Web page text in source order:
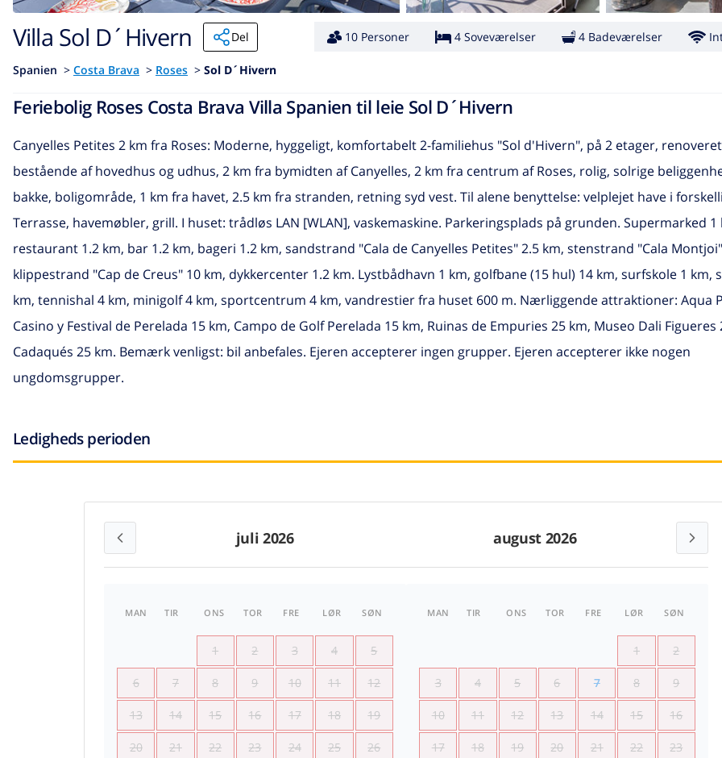
Villa Sol D´Hivern Del 10 Personer 4 Soveværelser 4 Badeværelser
Spanien > Costa Brava > Roses > Sol D´Hivern
Feriebolig Roses Costa Brava Villa Spanien til leie Sol D´Hivern
Canyelles Petites 2 km fra Roses: Moderne, hyggeligt, komfortabelt 2-familiehus "Sol d'Hivern", på 2 etager,
bestående af hovedhus og udhus, 2 km fra bymidten af Canyelles, 2 km fra centrum af Roses, rolig, solrige
bakke, boligområde, 1 km fra havet, 2.5 km fra stranden, retning syd vest. Til alene benyttelse: velplejet have i
Terrasse, havemøbler, grill. I huset: trådløs LAN [WLAN], vaskemaskine. Parkeringsplads på grunden. Supermarked 1
restaurant 1.2 km, bar 1.2 km, bageri 1.2 km, sandstrand "Cala de Canyelles Petites" 2.5 km, stenstrand "Cala
klippestrand "Cap de Creus" 10 km, dykkercenter 1.2 km. Lystbådhavn 1 km, golfbane (15 hul) 14 km, surfskole 1 km,
km, tennishal 4 km, minigolf 4 km, sportcentrum 4 km, vandrestier fra huset 600 m. Nærliggende attraktioner: Aqua
Casino y Festival de Perelada 15 km, Campo de Golf Perelada 15 km, Ruinas de Empuries 25 km, Museo Dali Figueres
Cadaqués 25 km. Bemærk venligst: bil anbefales. Ejeren accepterer ingen grupper. Ejeren accepterer ikke nogen
ungdomsgrupper.
Ledigheds perioden
juli 2026 august 2026
MAN TIR ONS TOR FRE LØR SØN
1 2 3 4 5
6 7 8 9 10 11 12
13 14 15 16 17 18 19
20 21 22 23 24 25 26
MAN TIR ONS TOR FRE LØR SØN
1 2
3 4 5 6 7 8 9
10 11 12 13 14 15 16
17 18 19 20 21 22 23